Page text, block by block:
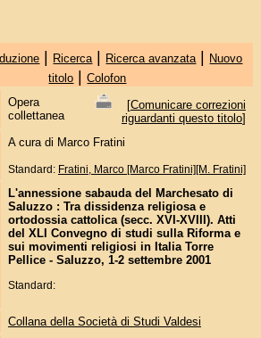
| Ricerca | Ricerca avanzata | Nuovo
titolo |Colofon
Opera
collettanea
[Comunicare correzioni
riguardanti questo titolo]
A cura di Marco Fratini
Standard: Fratini, Marco [Marco Fratini][M. Fratini]
L'annessione sabauda del Marchesato di
Saluzzo : Tra dissidenza religiosa e
ortodossia cattolica (secc. XVI-XVIII). Atti
del XLI Convegno di studi sulla Riforma e
sui movimenti religiosi in Italia Torre
Pellice - Saluzzo, 1-2 settembre 2001
Standard:
Collana della Società di Studi Valdesi